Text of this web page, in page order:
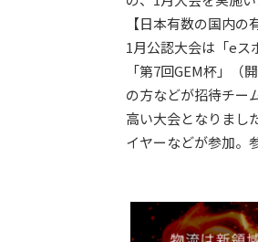
【日本有数の国内の
1月公認大会は「eス
「第7回GEM杯」
の方などが招待チー
高い大会となりまし
イヤーなどが参加。